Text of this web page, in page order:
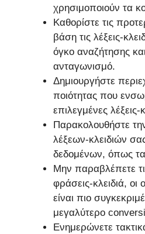
χρησιμοποιούν τα
Καθορίστε τις
βάση τις λέξεις-
όγκο αναζήτησης
ανταγωνισμό.
Δημιουργήστε
ποιότητας που
επιλεγμένες λέξεις-
Παρακολουθήστε
λέξεων-κλειδιών
δεδομένων, όπως
Μην παραβλέπετε
φράσεις-κλειδιά,
είναι πιο
μεγαλύτερο
Ενημερώνετε